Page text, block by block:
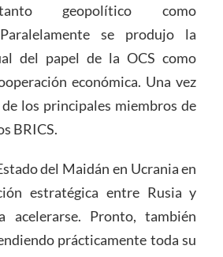
geopolítico como
se produjo la
del papel de la OCS como
económica. Una vez
los principales miembros de
BRICS.
del Maidán en Ucrania en
estratégica entre Rusia y
acelerarse. Pronto, también
prácticamente toda su